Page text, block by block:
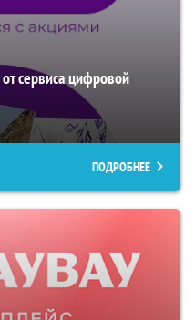
сервиса цифровой
ПОДРОБНЕЕ